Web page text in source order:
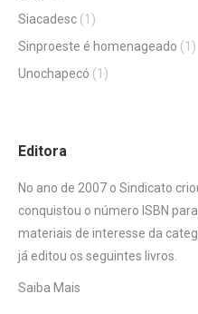
Siacadesc (1)
Sinproeste é homenageado (1)
Unochapecó (1)
Editora
No ano de 2007 o Sindicato
conquistou o número ISBN
materiais de interesse da
já editou os seguintes livros.
Saiba Mais